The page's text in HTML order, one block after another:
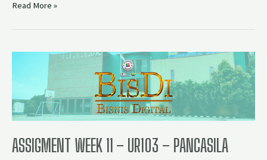
Read More »
ASSIGMENT WEEK 11 – UR103 – PANCASILA